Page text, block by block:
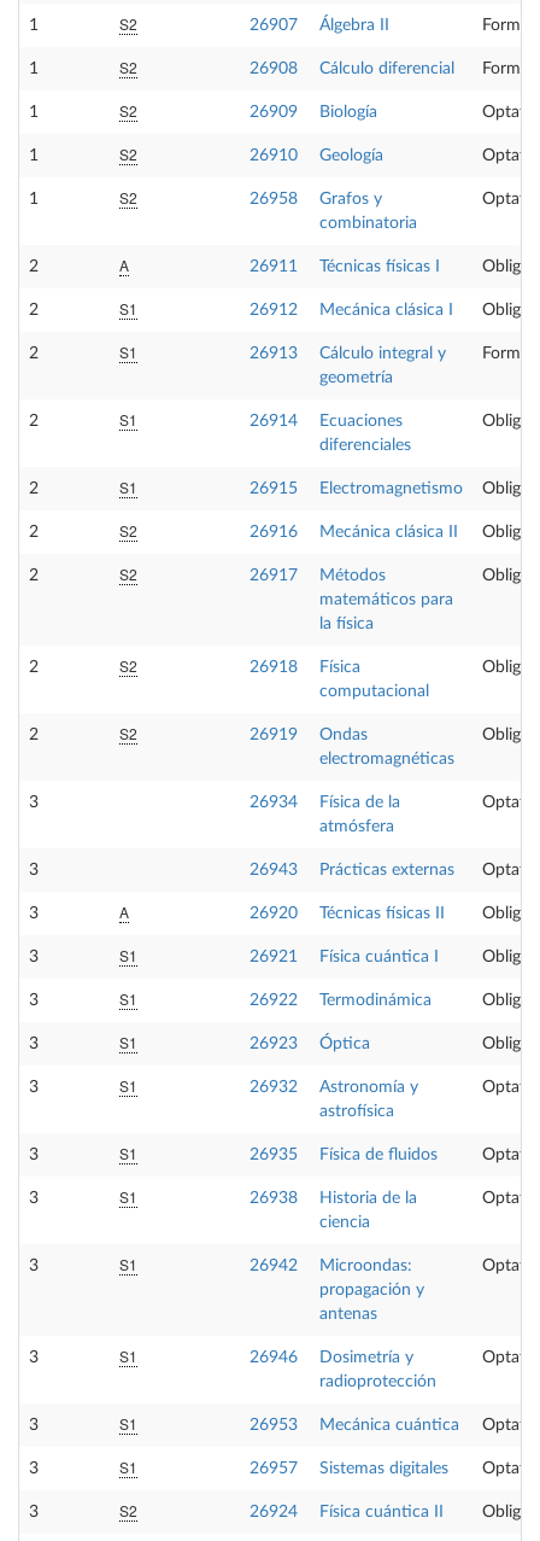
1 S2 26907 Álgebra II
1 S2 26908 Cálculo diferencial
1 S2 26909 Biología
1 S2 26910 Geología
1 S2 26958
Grafos y
combinatoria
2 A 26911 Técnicas físicas I
2 S1 26912 Mecánica clásica I
2 S1 26913
Cálculo integral y
geometría
2 S1 26914
Ecuaciones
diferenciales
2 S1 26915 Electromagnetismo
2 S2 26916 Mecánica clásica II
2 S2 26917
Métodos
matemáticos para
la física
2 S2 26918
Física
computacional
2 S2 26919
Ondas
electromagnéticas
3 26934
Física de la
atmósfera
3 26943 Prácticas externas
3 A 26920 Técnicas físicas II
3 S1 26921 Física cuántica I
3 S1 26922 Termodinámica
3 S1 26923 Óptica
3 S1 26932
Astronomía y
astrofísica
3 S1 26935 Física de fluidos
3 S1 26938
Historia de la
ciencia
3 S1 26942
Microondas:
propagación y
antenas
3 S1 26946
Dosimetría y
radioprotección
3 S1 26953 Mecánica cuántica
3 S1 26957 Sistemas digitales
3 S2 26924 Física cuántica II